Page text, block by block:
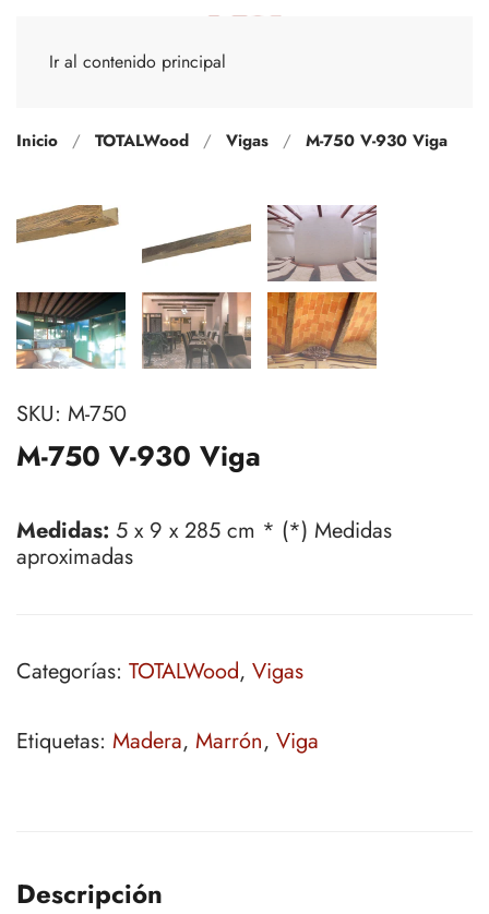
Ir al contenido principal
Inicio TOTALWood Vigas M-750 V-930 Viga
SKU: M-750
M-750 V-930 Viga
Medidas: 5 x 9 x 285 cm * (*) Medidas
aproximadas
Categorías: TOTALWood, Vigas
Etiquetas: Madera, Marrón, Viga
Descripción